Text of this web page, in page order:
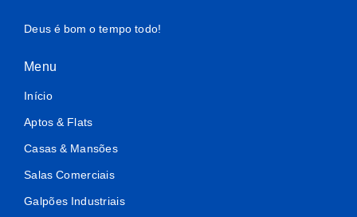
Deus é bom o tempo todo!
Menu
Início
Aptos & Flats
Casas & Mansões
Salas Comerciais
Galpões Industriais